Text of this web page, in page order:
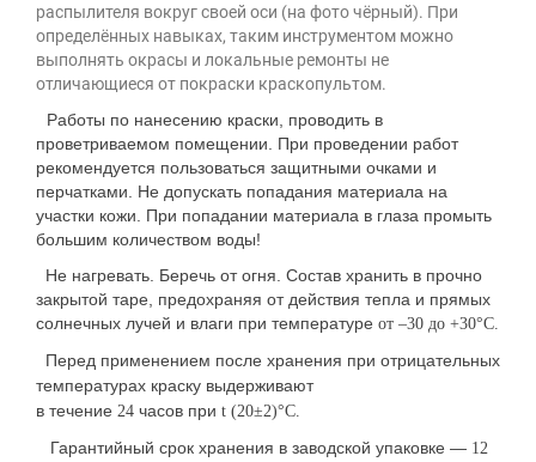
распылителя вокруг своей оси (на фото чёрный). При
определённых навыках, таким инструментом можно
выполнять окрасы и локальные ремонты не
отличающиеся от покраски краскопультом.
Работы по нанесению краски, проводить в
проветриваемом помещении. При проведении работ
рекомендуется пользоваться защитными очками и
перчатками. Не допускать попадания материала на
участки кожи. При попадании материала в глаза промыть
большим количеством воды!
Не нагревать. Беречь от огня. Состав хранить в прочно
закрытой таре, предохраняя от действия тепла и прямых
солнечных лучей и влаги при температуре от –30 до +30°С.
Перед применением после хранения при отрицательных
температурах краску выдерживают
в течение 24 часов при t (20±2)°С.
Гарантийный срок хранения в заводской упаковке — 12